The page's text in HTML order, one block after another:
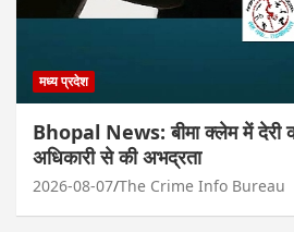
मध्य प्रदेश
Bhopal News: बीमा क्लेम में देरी
अधिकारी से की अभद्रता
2026-08-07 The Crime Info Bureau